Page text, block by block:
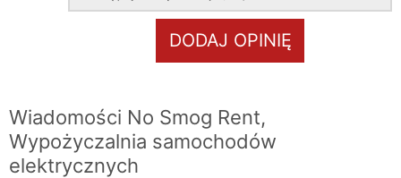
DODAJ OPINIĘ
Wiadomości No Smog Rent,
Wypożyczalnia samochodów
elektrycznych